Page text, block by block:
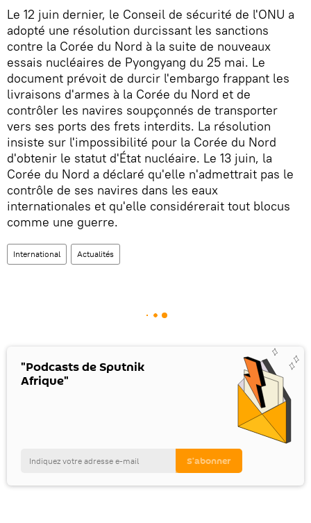
Le 12 juin dernier, le Conseil de sécurité de l'ONU a
adopté une résolution durcissant les sanctions
contre la Corée du Nord à la suite de nouveaux
essais nucléaires de Pyongyang du 25 mai. Le
document prévoit de durcir l'embargo frappant les
livraisons d'armes à la Corée du Nord et de
contrôler les navires soupçonnés de transporter
vers ses ports des frets interdits. La résolution
insiste sur l'impossibilité pour la Corée du Nord
d'obtenir le statut d'État nucléaire. Le 13 juin, la
Corée du Nord a déclaré qu'elle n'admettrait pas le
contrôle de ses navires dans les eaux
internationales et qu'elle considérerait tout blocus
comme une guerre.
International Actualités
"Podcasts de Sputnik
Afrique"